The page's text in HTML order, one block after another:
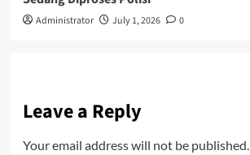
Administrator July 1, 2026 0
Leave a Reply
Your email address will not be published.